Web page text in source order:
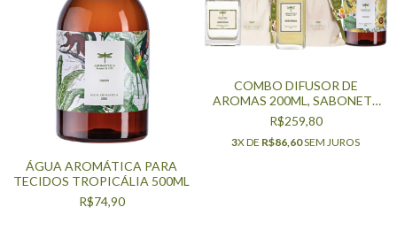
ÁGUA AROMÁTICA PARA
TECIDOS TROPICÁLIA 500ML
R$74,90
COMBO DIFUSOR DE
AROMAS 200ML, SABONETE
LÍQUIDO 250ML, ÁGUA
AROMÁTICA 500ML - LIMÃO
SICILIANO
R$259,80
3X DE R$86,60SEM JUROS